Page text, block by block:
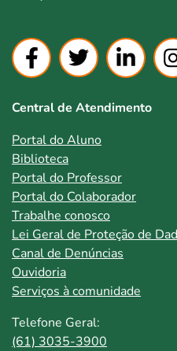
Central de Atendimento
Portal do Aluno
Biblioteca
Portal do Professor
Portal do Colaborador
Trabalhe conosco
Lei Geral de Proteção de
Canal de Denúncias
Ouvidoria
Serviços à comunidade
Telefone Geral:
(61) 3035-3900